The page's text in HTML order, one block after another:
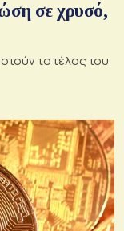
σε χρυσό,
το τέλος του